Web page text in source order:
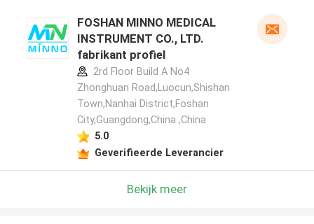
FOSHAN MINNO MEDICAL
INSTRUMENT CO., LTD.
fabrikant profiel
2rd Floor Build A No4
Zhonghuan Road,Luocun,Shishan
Town,Nanhai District,Foshan
City,Guangdong,China ,China
5.0
Geverifieerde Leverancier
Bekijk meer